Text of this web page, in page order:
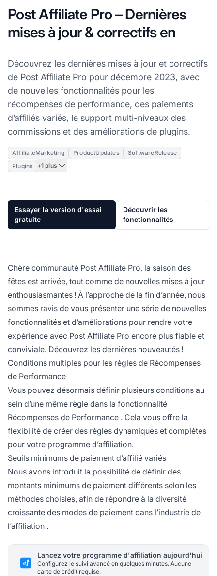
Post Affiliate Pro – Dernières
mises à jour & correctifs en
Découvrez les dernières mises à jour et correctifs
de Post Affiliate Pro pour décembre 2023, avec
de nouvelles fonctionnalités pour les
récompenses de performance, des paiements
d’affiliés variés, le support multi-niveaux des
commissions et des améliorations de plugins.
AffiliateMarketing ProductUpdates
SoftwareRelease
Plugins
+1 plus
Essayer la version d'essai
gratuite
Découvrir les
fonctionnalités
Chère communauté Post Affiliate Pro, la saison des
fêtes est arrivée, tout comme de nouvelles mises à jour
enthousiasmantes ! À l’approche de la fin d’année, nous
sommes ravis de vous présenter une série de nouvelles
fonctionnalités et d’améliorations pour rendre votre
expérience avec Post Affiliate Pro encore plus fiable et
conviviale. Découvrez les dernières nouveautés !
Conditions multiples pour les règles de Récompenses
de Performance
Vous pouvez désormais définir plusieurs conditions au
sein d’une même règle dans la fonctionnalité
Récompenses de Performance . Cela vous offre la
flexibilité de créer des règles dynamiques et complètes
pour votre programme d’affiliation.
Seuils minimums de paiement d’affilié variés
Nous avons introduit la possibilité de définir des
montants minimums de paiement différents selon les
méthodes choisies, afin de répondre à la diversité
croissante des modes de paiement dans l’industrie de
l’affiliation .
Lancez votre programme d'affiliation aujourd'hui
Configurez le suivi avancé en quelques minutes. Aucune
carte de crédit requise.